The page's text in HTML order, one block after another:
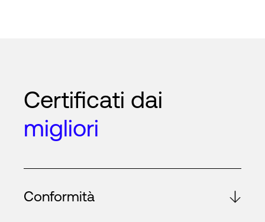
Certificati dai
migliori
Conformità